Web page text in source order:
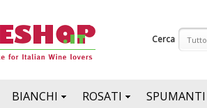
Cerca Tutto
BIANCHI ROSATI SPUMANTI